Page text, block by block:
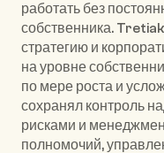
работать без
собственника.
стратегию и
на уровне
по мере роста и
сохранял контроль
рисками и
полномочий,